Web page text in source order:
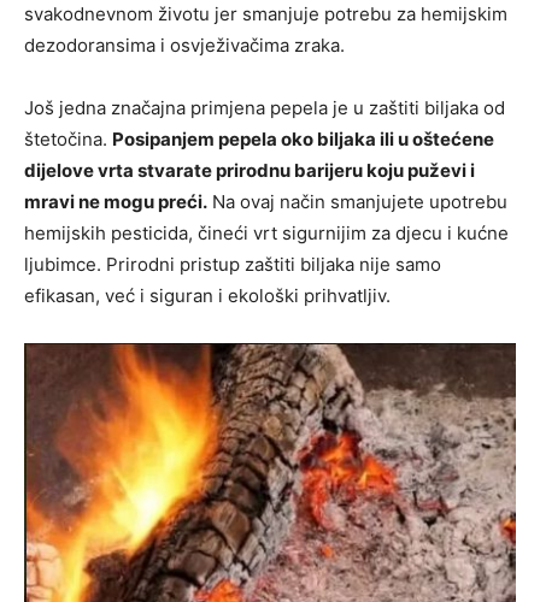
svakodnevnom životu jer smanjuje potrebu za hemijskim
dezodoransima i osvježivačima zraka.
Još jedna značajna primjena pepela je u zaštiti biljaka od
štetočina. Posipanjem pepela oko biljaka ili u oštećene
dijelove vrta stvarate prirodnu barijeru koju puževi i
mravi ne mogu preći. Na ovaj način smanjujete upotrebu
hemijskih pesticida, čineći vrt sigurnijim za djecu i kućne
ljubimce. Prirodni pristup zaštiti biljaka nije samo
efikasan, već i siguran i ekološki prihvatljiv.